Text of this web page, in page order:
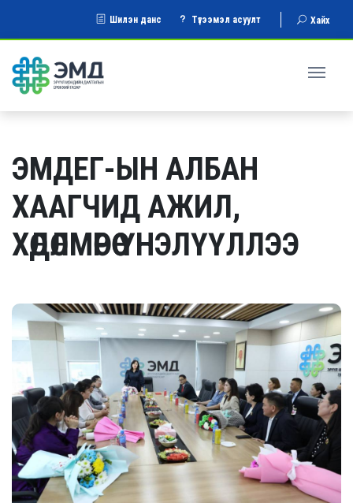
Шилэн данс Түгээмэл асуулт Хайх
ЭМДЕГ-ЫН АЛБАН
ХААГЧИД АЖИЛ,
ХӨДӨЛМӨРӨӨ ҮНЭЛҮҮЛЛЭЭ